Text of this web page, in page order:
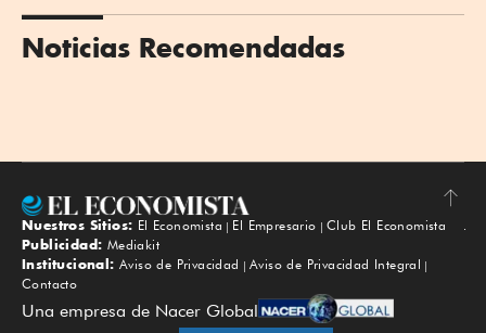
Noticias Recomendadas
Subir
Nuestros Sitios: El Economista El Empresario
Club El Economista
Publicidad: Mediakit
Institucional: Aviso de Privacidad
Aviso de Privacidad Integral
Contacto
Una empresa de Nacer Global